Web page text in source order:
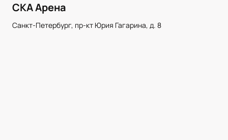
СКА Арена
Санкт-Петербург, пр-кт Юрия Гагарина, д. 8